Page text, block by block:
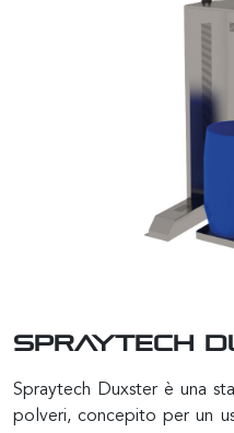
SPRAYTECH
Spraytech Duxster è una
polveri, concepito per un